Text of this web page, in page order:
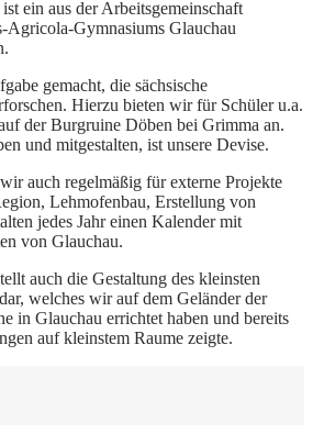
ein aus der Arbeitsgemeinschaft
Agricola-Gymnasiums Glauchau
gemacht, die sächsische
Hierzu bieten wir für Schüler u.a.
der Burgruine Döben bei Grimma an.
und mitgestalten, ist unsere Devise.
auch regelmäßig für externe Projekte
Lehmofenbau, Erstellung von
jedes Jahr einen Kalender mit
von Glauchau.
auch die Gestaltung des kleinsten
welches wir auf dem Geländer der
in Glauchau errichtet haben und bereits
auf kleinstem Raume zeigte.